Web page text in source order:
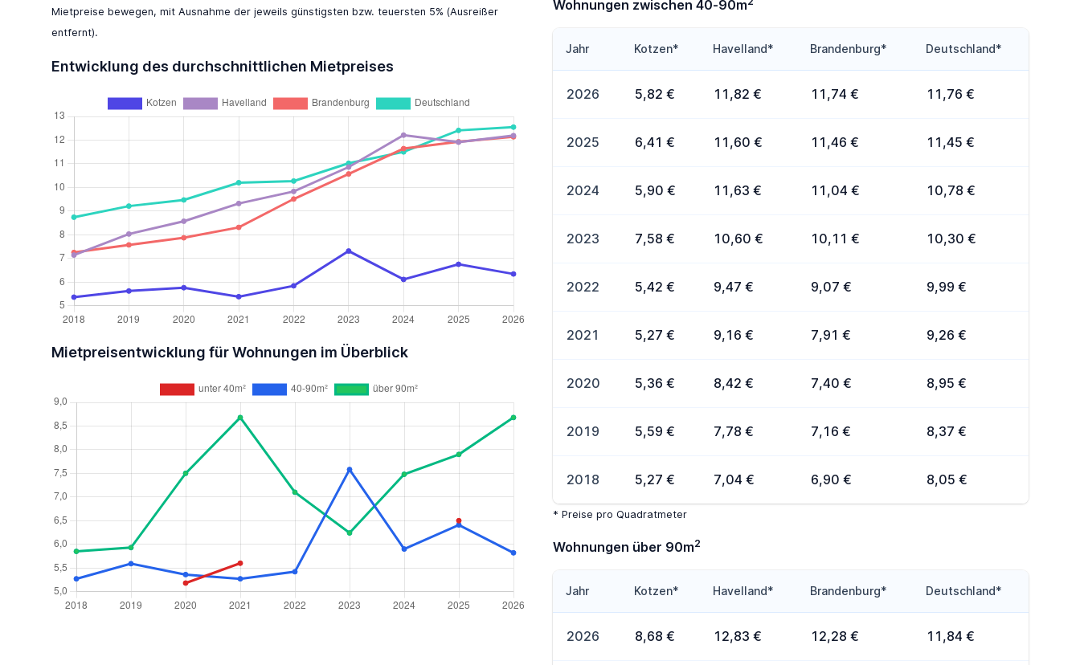
Mietpreise bewegen, mit Ausnahme der jeweils günstigsten bzw. teuersten 5% (Ausreißer
entfernt).
Entwicklung des durchschnittlichen Mietpreises
Mietpreisentwicklung für Wohnungen im Überblick
Wohnungen zwischen 40-90m
Jahr Kotzen* Havelland* Brandenburg* Deutschland*
2026 5,82 € 11,82 € 11,74 € 11,76 €
2025 6,41 € 11,60 € 11,46 € 11,45 €
2024 5,90 € 11,63 € 11,04 € 10,78 €
2023 7,58 € 10,60 € 10,11 € 10,30 €
2022 5,42 € 9,47 € 9,07 € 9,99 €
2021 5,27 € 9,16 € 7,91 € 9,26 €
2020 5,36 € 8,42 € 7,40 € 8,95 €
2019 5,59 € 7,78 € 7,16 € 8,37 €
2018 5,27 € 7,04 € 6,90 € 8,05 €
* Preise pro Quadratmeter
Wohnungen über 90m2
Jahr Kotzen* Havelland* Brandenburg* Deutschland*
2026 8,68 € 12,83 € 12,28 € 11,84 €